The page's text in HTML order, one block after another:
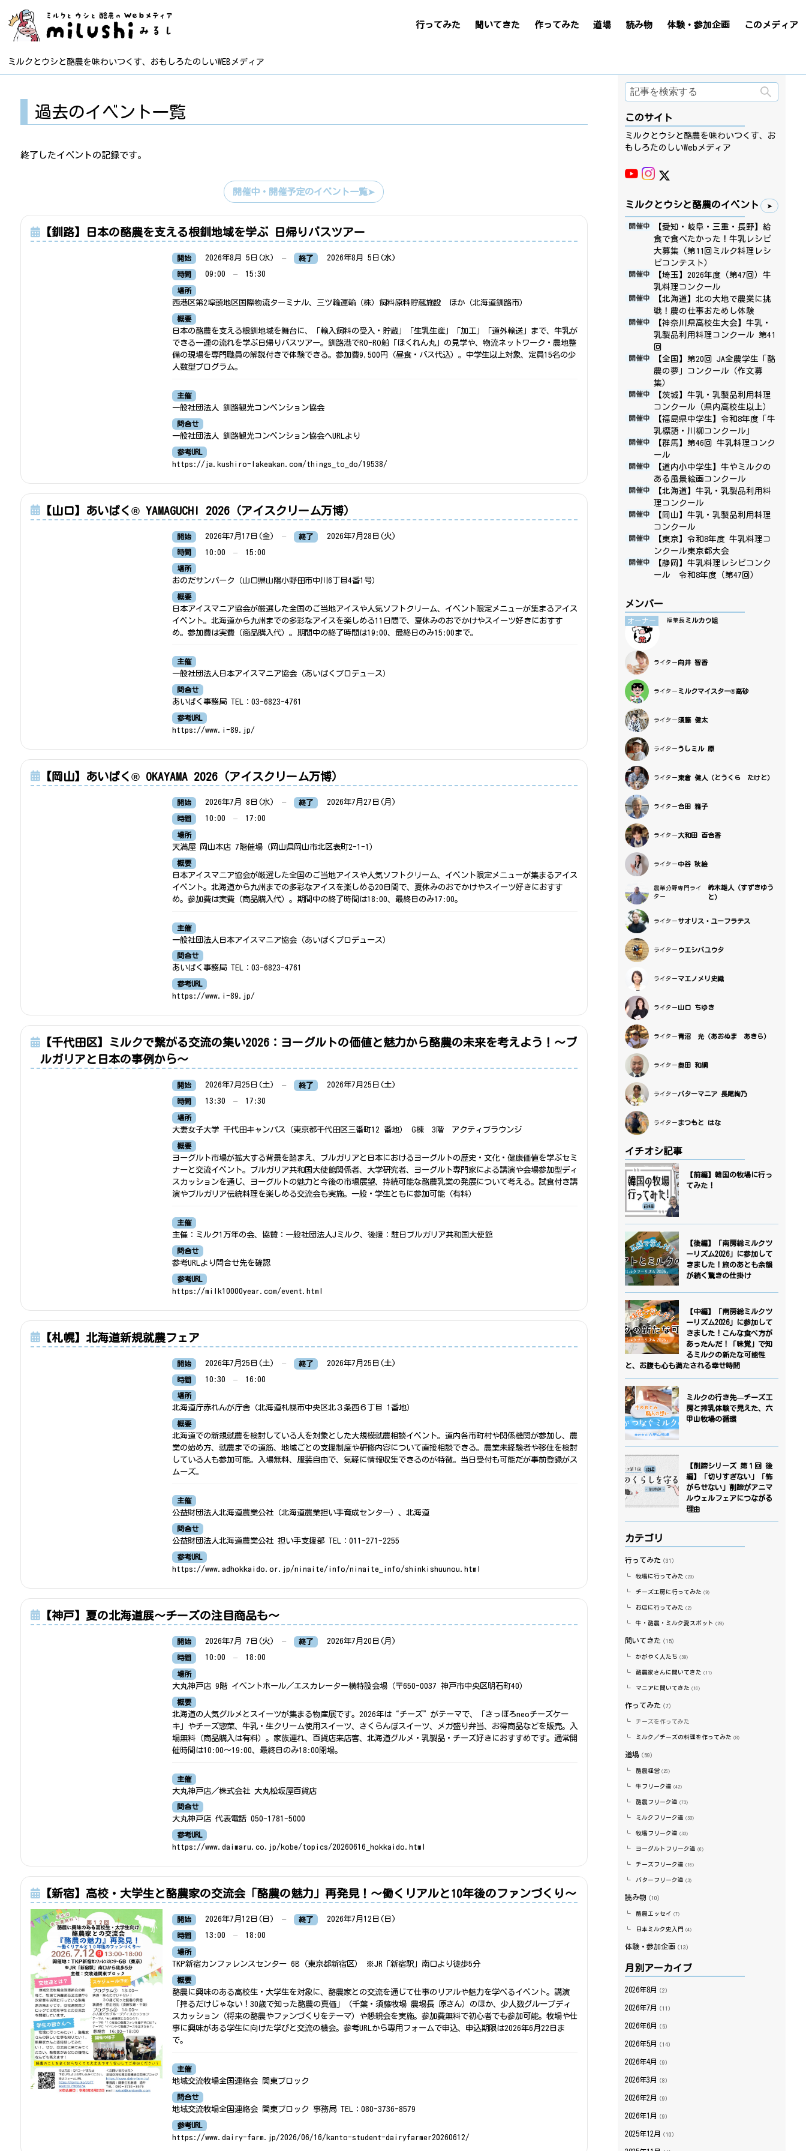
行ってみた 聞いてきた 作ってみた 道場 読み物 体験・参加企画 このメディア
ミルクとウシと酪農を味わいつくす、おもしろたのしいWEBメディア
過去のイベント一覧
終了したイベントの記録です。
開催中・開催予定のイベント一覧
【釧路】日本の酪農を支える根釧地域を学ぶ 日帰りバスツアー
開始 2026年8月 5日(水) – 終了 2026年8月 5日(水)
時間 09:00 – 15:30
場所
西港区第2埠頭地区国際物流ターミナル、三ツ輪運輸（株）飼料原料貯蔵施設 ほか（北海道釧路市）
概要
日本の酪農を支える根釧地域を舞台に、「輸入飼料の受入・貯蔵」「生乳生産」「加工」「道外輸送」まで、牛乳が
できる一連の流れを学ぶ日帰りバスツアー。釧路港でRO-RO船「ほくれん丸」の見学や、物流ネットワーク・農地整
備の現場を専門職員の解説付きで体験できる。参加費9,500円（昼食・バス代込）。中学生以上対象、定員15名の少
人数型プログラム。
主催
一般社団法人 釧路観光コンベンション協会
問合せ
一般社団法人 釧路観光コンベンション協会へURLより
参考URL
https://ja.kushiro-lakeakan.com/things_to_do/19538/
【山口】あいぱく® YAMAGUCHI 2026（アイスクリーム万博）
開始 2026年7月17日(金) – 終了 2026年7月28日(火)
時間 10:00 – 15:00
場所
おのだサンパーク（山口県山陽小野田市中川6丁目4番1号）
概要
日本アイスマニア協会が厳選した全国のご当地アイスや人気ソフトクリーム、イベント限定メニューが集まるアイス
イベント。北海道から九州までの多彩なアイスを楽しめる11日間で、夏休みのおでかけやスイーツ好きにおすす
め。参加費は実費（商品購入代）。期間中の終了時間は19:00、最終日のみ15:00まで。
主催
一般社団法人日本アイスマニア協会（あいぱくプロデュース）
問合せ
あいぱく事務局 TEL：03-6823-4761
参考URL
https://www.i-89.jp/
【岡山】あいぱく® OKAYAMA 2026（アイスクリーム万博）
開始 2026年7月 8日(水) – 終了 2026年7月27日(月)
時間 10:00 – 17:00
場所
天満屋 岡山本店 7階催場（岡山県岡山市北区表町2-1-1）
概要
日本アイスマニア協会が厳選した全国のご当地アイスや人気ソフトクリーム、イベント限定メニューが集まるアイス
イベント。北海道から九州までの多彩なアイスを楽しめる20日間で、夏休みのおでかけやスイーツ好きにおすす
め。参加費は実費（商品購入代）。期間中の終了時間は18:00、最終日のみ17:00。
主催
一般社団法人日本アイスマニア協会（あいぱくプロデュース）
問合せ
あいぱく事務局 TEL：03-6823-4761
参考URL
https://www.i-89.jp/
【千代田区】ミルクで繋がる交流の集い2026：ヨーグルトの価値と魅力から酪農の未来を考えよう！～ブ
ルガリアと日本の事例から～
開始 2026年7月25日(土) – 終了 2026年7月25日(土)
時間 13:30 – 17:30
場所
大妻女子大学 千代田キャンパス（東京都千代田区三番町12 番地） G棟 3階 アクティブラウンジ
概要
ヨーグルト市場が拡大する背景を踏まえ、ブルガリアと日本におけるヨーグルトの歴史・文化・健康価値を学ぶセミ
ナーと交流イベント。ブルガリア共和国大使館関係者、大学研究者、ヨーグルト専門家による講演や会場参加型ディ
スカッションを通じ、ヨーグルトの魅力と今後の市場展望、持続可能な酪農乳業の発展について考える。試食付き講
演やブルガリア伝統料理を楽しめる交流会も実施。一般・学生ともに参加可能（有料）
主催
主催：ミルク1万年の会、協賛：一般社団法人Jミルク、後援：駐日ブルガリア共和国大使館
問合せ
参考URLより問合せ先を確認
参考URL
https://milk10000year.com/event.html
【札幌】北海道新規就農フェア
開始 2026年7月25日(土) – 終了 2026年7月25日(土)
時間 10:30 – 16:00
場所
北海道庁赤れんが庁舎（北海道札幌市中央区北３条西６丁目 1番地）
概要
北海道での新規就農を検討している人を対象とした大規模就農相談イベント。道内各市町村や関係機関が参加し、農
業の始め方、就農までの道筋、地域ごとの支援制度や研修内容について直接相談できる。農業未経験者や移住を検討
している人も参加可能。入場無料、服装自由で、気軽に情報収集できるのが特徴。当日受付も可能だが事前登録がス
ムーズ。
主催
公益財団法人北海道農業公社（北海道農業担い手育成センター）、北海道
問合せ
公益財団法人北海道農業公社 担い手支援部 TEL：011-271-2255
参考URL
https://www.adhokkaido.or.jp/ninaite/info/ninaite_info/shinkishuunou.html
【神戸】夏の北海道展～チーズの注目商品も～
開始 2026年7月 7日(火) – 終了 2026年7月20日(月)
時間 10:00 – 18:00
場所
大丸神戸店 9階 イベントホール／エスカレーター横特設会場（〒650-0037 神戸市中央区明石町40）
概要
北海道の人気グルメとスイーツが集まる物産展です。2026年は“チーズ”がテーマで、「さっぽろneoチーズケー
キ」やチーズ惣菜、牛乳・生クリーム使用スイーツ、さくらんぼスイーツ、メガ盛り弁当、お得商品などを販売。入
場無料（商品購入は有料）。家族連れ、百貨店来店客、北海道グルメ・乳製品・チーズ好きにおすすめです。通常開
催時間は10:00～19:00、最終日のみ18:00閉場。
主催
大丸神戸店／株式会社 大丸松坂屋百貨店
問合せ
大丸神戸店 代表電話 050-1781-5000
参考URL
https://www.daimaru.co.jp/kobe/topics/20260616_hokkaido.html
【新宿】高校・大学生と酪農家の交流会「酪農の魅力」再発見！～働くリアルと10年後のファンづくり～
開始 2026年7月12日(日) – 終了 2026年7月12日(日)
時間 13:00 – 18:00
場所
TKP新宿カンファレンスセンター 6B（東京都新宿区） ※JR「新宿駅」南口より徒歩5分
概要
酪農に興味のある高校生・大学生を対象に、酪農家との交流を通じて仕事のリアルや魅力を学べるイベント。講演
「搾るだけじゃない！30歳で知った酪農の真価」（千葉・須藤牧場 農場長 原さん）のほか、少人数グループディ
スカッション（将来の酪農やファンづくりをテーマ）や懇親会を実施。参加費無料で初心者でも参加可能。牧場や仕
事に興味がある学生に向けた学びと交流の機会。参考URLから専用フォームで申込、申込期限は2026年6月22日ま
で。
主催
地域交流牧場全国連絡会 関東ブロック
問合せ
地域交流牧場全国連絡会 関東ブロック 事務局 TEL：080-3736-8579
参考URL
https://www.dairy-farm.jp/2026/06/16/kanto-student-dairyfarmer20260612/
このサイト
ミルクとウシと酪農を味わいつくす、お
もしろたのしいWebメディア
ミルクとウシと酪農のイベント
開催中
【愛知・岐阜・三重・長野】給
食で食べたかった！牛乳レシピ
大募集（第11回ミルク料理レシ
ピコンテスト）
開催中
【埼玉】2026年度（第47回）牛
乳料理コンクール
開催中
【北海道】北の大地で農業に挑
戦！農の仕事おためし体験
開催中
【神奈川県高校生大会】牛乳・
乳製品利用料理コンクール 第41
回
開催中
【全国】第20回 JA全農学生「酪
農の夢」コンクール（作文募
集）
開催中
【茨城】牛乳・乳製品利用料理
コンクール（県内高校生以上）
開催中
【福島県中学生】令和8年度「牛
乳標語・川柳コンクール」
開催中
【群馬】第46回 牛乳料理コンク
ール
開催中
【道内小中学生】牛やミルクの
ある風景絵画コンクール
開催中
【北海道】牛乳・乳製品利用料
理コンクール
開催中
【岡山】牛乳・乳製品利用料理
コンクール
開催中
【東京】令和8年度 牛乳料理コ
ンクール東京都大会
開催中
【静岡】牛乳料理レシピコンク
ール 令和8年度（第47回）
メンバー
オーナー 編集長 ミルカウ姐
ライター 向井 智香
ライター ミルクマイスター®高砂
ライター須藤 健太
ライター うしミル 原
ライター 東倉 健人（とうくら たけと）
ライター合田 雅子
ライター 大和田 百合香
ライター 中谷 秋絵
農業分野専門ライ
ター
鈴木雄人（すずきゆう
と）
ライター サオリス・ユーフラテス
ライター ウエシバユウタ
ライター マエノメリ史織
ライター 山口 ちゆき
ライター 青沼 光（あおぬま あきら）
ライター 奥田 和綱
ライター バターマニア 長尾絢乃
ライター まつもと はな
イチオシ記事
【前編】韓国の牧場に行っ
てみた！
【後編】「南房総ミルクツ
ーリズム2026」に参加して
きました！旅のあとも余韻
が続く驚きの仕掛け
【中編】「南房総ミルクツ
ーリズム2026」に参加して
きました！こんな食べ方が
あったんだ！「味覚」で知
るミルクの新たな可能性
と、お腹も心も満たされる幸せ時間
ミルクの行き先—チーズ工
房と搾乳体験で見えた、六
甲山牧場の循環
【削蹄シリーズ 第１回 後
編】「切りすぎない」「怖
がらせない」削蹄がアニマ
ルウェルフェアにつながる
理由
カテゴリ
行ってみた（31）
牧場に行ってみた（23）
チーズ工房に行ってみた（9）
お店に行ってみた（2）
牛・酪農・ミルク愛スポット （28）
聞いてきた（15）
かがやく人たち（39）
酪農家さんに聞いてきた（11）
マニアに聞いてきた（16）
作ってみた（7）
チーズを作ってみた
ミルク／チーズの料理を作ってみた（8）
道場（59）
酪農経営（25）
牛フリーク道（42）
酪農フリーク道（73）
ミルクフリーク道（33）
牧場フリーク道（33）
ヨーグルトフリーク道（6）
チーズフリーク道（16）
バターフリーク道（3）
読み物（10）
酪農エッセイ （7）
日本ミルク史入門（4）
体験・参加企画（13）
月別アーカイブ
2026年8月 （2）
2026年7月 （11）
2026年6月 （5）
2026年5月 （14）
2026年4月 （9）
2026年3月 （8）
2026年2月 （9）
2026年1月 （9）
2025年12月 （10）